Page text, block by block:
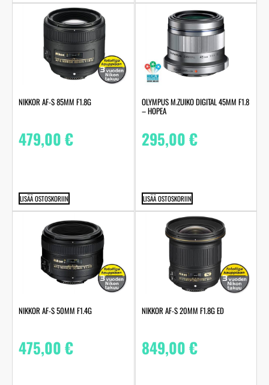
NIKKOR AF-S 85MM F1.8G
479,00€
LISÄÄ OSTOSKORIIN
OLYMPUS M.ZUIKO DIGITAL 45MM F1.8
– HOPEA
295,00€
LISÄÄ OSTOSKORIIN
NIKKOR AF-S 50MM F1.4G
475,00€
NIKKOR AF-S 20MM F1.8G ED
849,00€